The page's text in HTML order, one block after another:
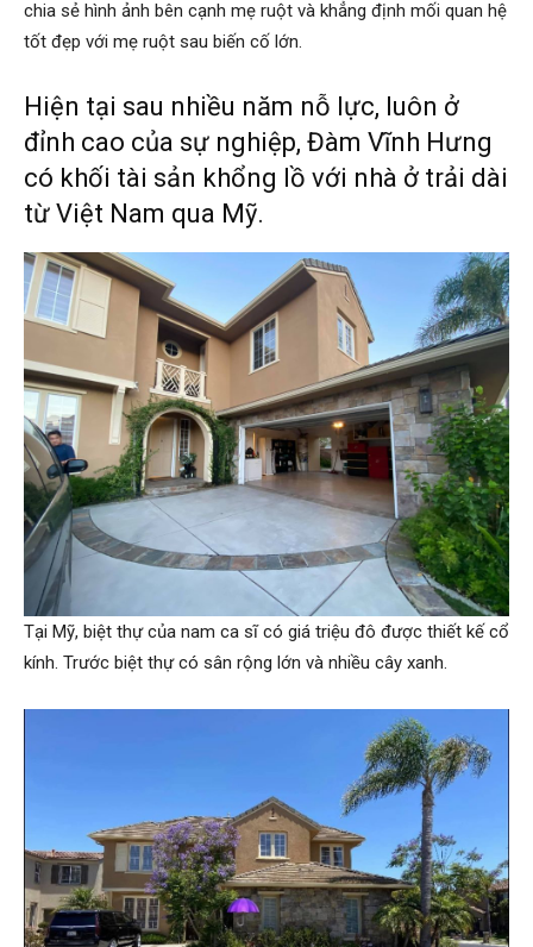
chia sẻ hình ảnh bên cạnh mẹ ruột và khẳng định mối quan hệ
tốt đẹp với mẹ ruột sau biến cố lớn.
Hiện tại sau nhiều năm nỗ lực, luôn ở
đỉnh cao của sự nghiệp, Đàm Vĩnh Hưng
có khối tài sản khổng lồ với nhà ở trải dài
từ Việt Nam qua Mỹ.
Tại Mỹ, biệt thự của nam ca sĩ có giá triệu đô được thiết kế cổ
kính. Trước biệt thự có sân rộng lớn và nhiều cây xanh.